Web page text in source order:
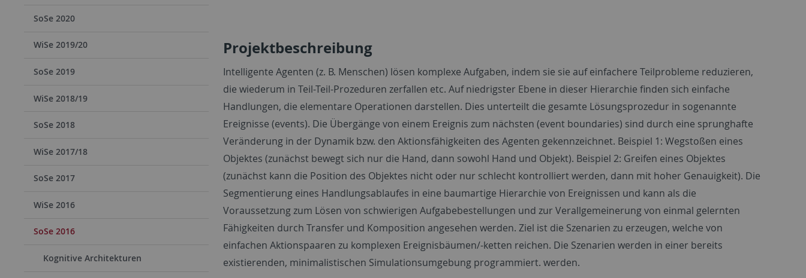
SoSe 2020
WiSe 2019/20
SoSe 2019
WiSe 2018/19
SoSe 2018
WiSe 2017/18
SoSe 2017
WiSe 2016
SoSe 2016
Kognitive Architekturen
Projektbeschreibung
Intelligente Agenten (z. B. Menschen) lösen komplexe Aufgaben, indem sie sie auf einfachere Teilprobleme reduzieren,
die wiederum in Teil-Teil-Prozeduren zerfallen etc. Auf niedrigster Ebene in dieser Hierarchie finden sich einfache
Handlungen, die elementare Operationen darstellen. Dies unterteilt die gesamte Lösungsprozedur in sogenannte
Ereignisse (events). Die Übergänge von einem Ereignis zum nächsten (event boundaries) sind durch eine sprunghafte
Veränderung in der Dynamik bzw. den Aktionsfähigkeiten des Agenten gekennzeichnet. Beispiel 1: Wegstoßen eines
Objektes (zunächst bewegt sich nur die Hand, dann sowohl Hand und Objekt). Beispiel 2: Greifen eines Objektes
(zunächst kann die Position des Objektes nicht oder nur schlecht kontrolliert werden, dann mit hoher Genauigkeit). Die
Segmentierung eines Handlungsablaufes in eine baumartige Hierarchie von Ereignissen und kann als die
Voraussetzung zum Lösen von schwierigen Aufgabebestellungen und zur Verallgemeinerung von einmal gelernten
Fähigkeiten durch Transfer und Komposition angesehen werden. Ziel ist die Szenarien zu erzeugen, welche von
einfachen Aktionspaaren zu komplexen Ereignisbäumen/-ketten reichen. Die Szenarien werden in einer bereits
existierenden, minimalistischen Simulationsumgebung programmiert. werden.